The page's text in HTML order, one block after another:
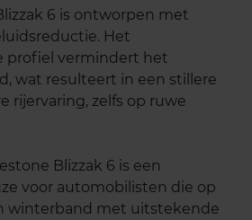
6 is ontworpen met
Het
profiel vermindert het
wat resulteert in een stillere
rijervaring, zelfs op ruwe
Blizzak 6 is een
voor automobilisten die op
winterband met uitstekende